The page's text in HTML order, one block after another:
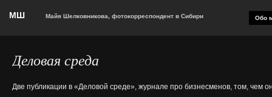
МШ Майя Шелковникова, фотокорреспондент в Сибири Обо
Деловая среда
Две публикации в «Деловой среде», журнале про бизнесменов, том, чем